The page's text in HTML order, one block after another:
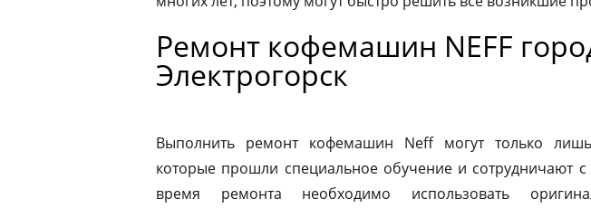
Ремонт кофемашин NEFF
Электрогорск
Выполнить ремонт кофемашин Neff могут только
которые прошли специальное обучение и сотрудничают
время ремонта необходимо использовать